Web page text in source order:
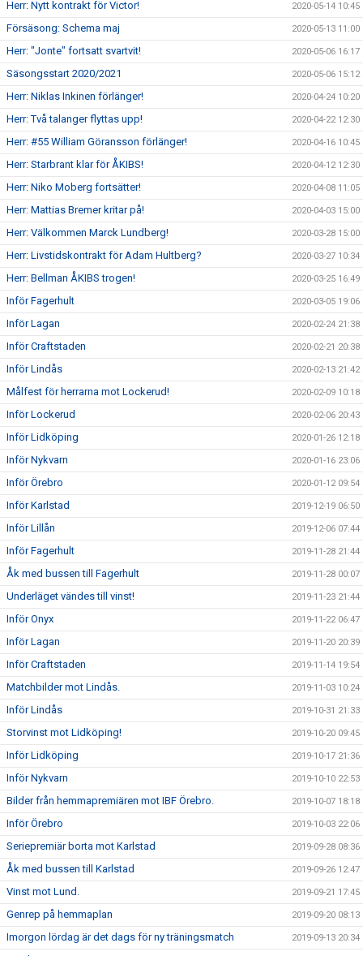
Herr: Nytt kontrakt för Victor! 2020-05-14 10:45
Försäsong: Schema maj 2020-05-13 11:00
Herr: "Jonte" fortsatt svartvit! 2020-05-06 16:17
Säsongsstart 2020/2021 2020-05-06 15:12
Herr: Niklas Inkinen förlänger! 2020-04-24 10:20
Herr: Två talanger flyttas upp! 2020-04-22 12:30
Herr: #55 William Göransson förlänger! 2020-04-16 10:45
Herr: Starbrant klar för ÅKIBS! 2020-04-12 12:30
Herr: Niko Moberg fortsätter! 2020-04-08 11:05
Herr: Mattias Bremer kritar på! 2020-04-03 15:00
Herr: Välkommen Marck Lundberg! 2020-03-28 15:00
Herr: Livstidskontrakt för Adam Hultberg? 2020-03-27 10:34
Herr: Bellman ÅKIBS trogen! 2020-03-25 16:49
Inför Fagerhult 2020-03-05 19:06
Inför Lagan 2020-02-24 21:38
Inför Craftstaden 2020-02-21 20:38
Inför Lindås 2020-02-13 21:42
Målfest för herrarna mot Lockerud! 2020-02-09 10:18
Inför Lockerud 2020-02-06 20:43
Inför Lidköping 2020-01-26 12:18
Inför Nykvarn 2020-01-16 23:06
Inför Örebro 2020-01-12 09:54
Inför Karlstad 2019-12-19 06:50
Inför Lillån 2019-12-06 07:44
Inför Fagerhult 2019-11-28 21:44
Åk med bussen till Fagerhult 2019-11-28 00:07
Underläget vändes till vinst! 2019-11-23 21:44
Inför Onyx 2019-11-22 06:47
Inför Lagan 2019-11-20 20:39
Inför Craftstaden 2019-11-14 19:54
Matchbilder mot Lindås. 2019-11-03 10:24
Inför Lindås 2019-10-31 21:33
Storvinst mot Lidköping! 2019-10-20 09:45
Inför Lidköping 2019-10-17 21:36
Inför Nykvarn 2019-10-10 22:53
Bilder från hemmapremiären mot IBF Örebro. 2019-10-07 18:18
Inför Örebro 2019-10-03 22:06
Seriepremiär borta mot Karlstad 2019-09-28 08:36
Åk med bussen till Karlstad 2019-09-26 12:47
Vinst mot Lund. 2019-09-21 17:45
Genrep på hemmaplan 2019-09-20 08:13
Imorgon lördag är det dags för ny träningsmatch 2019-09-13 20:34